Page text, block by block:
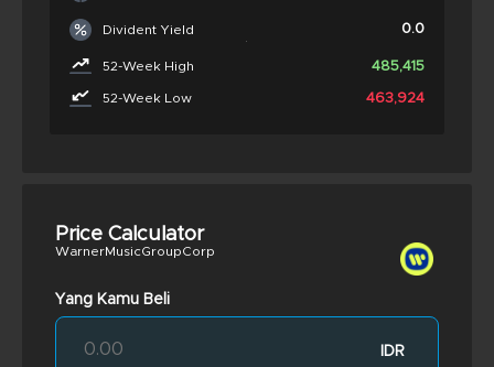
Divident Yield 0.0
52-Week High 485,415
52-Week Low 463,924
Price Calculator
WarnerMusicGroupCorp
Yang Kamu Beli
IDR